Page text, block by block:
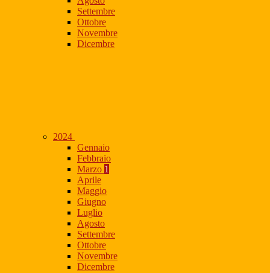
Settembre
Ottobre
Novembre
Dicembre
2024
Gennaio
Febbraio
Marzo 1
Aprile
Maggio
Giugno
Luglio
Agosto
Settembre
Ottobre
Novembre
Dicembre